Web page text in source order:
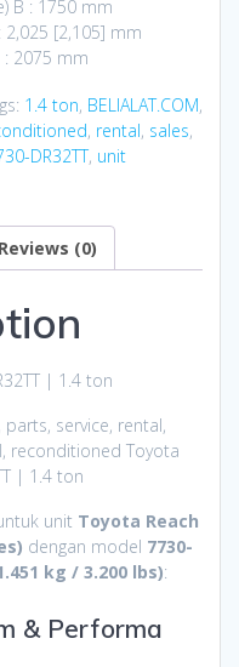
B : 1750 mm
2,025 [2,105] mm
: 2075 mm
1.4 ton, BELIALAT.COM,
, rental, sales,
DR32TT, unit
Reviews (0)
| 1.4 ton
service, rental,
reconditioned Toyota
| 1.4 ton
unit Toyota Reach
dengan model 7730-
kg / 3.200 lbs):
& Performa